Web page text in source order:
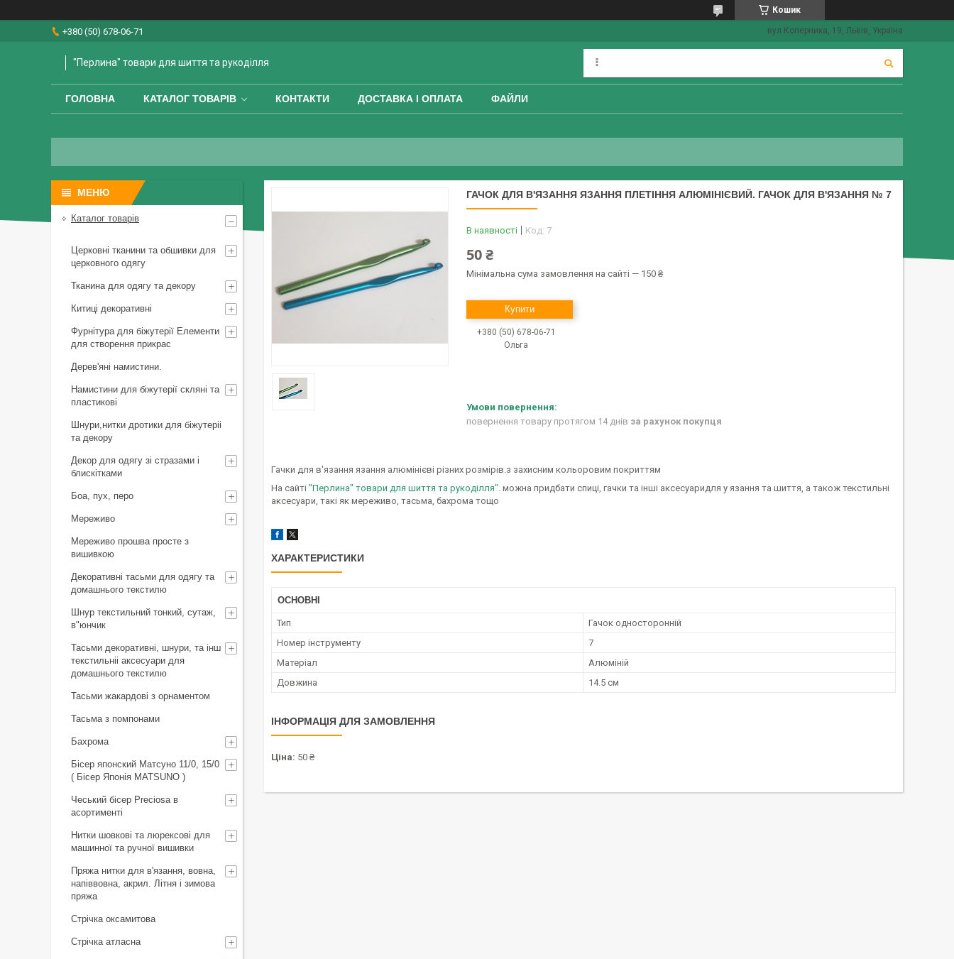
Кошик
+380 (50) 678-06-71 вул Коперника, 19, Львів, Україна
"Перлина" товари для шиття та рукоділля
ГОЛОВНА КАТАЛОГ ТОВАРІВ КОНТАКТИ ДОСТАВКА І ОПЛАТА ФАЙЛИ
ГАЧОК ДЛЯ В'ЯЗАННЯ ЯЗАННЯ ПЛЕТІННЯ АЛЮМІНІЄВИЙ. ГАЧОК ДЛЯ В'ЯЗАННЯ № 7
В наявності Код: 7
50 ₴
Мінімальна сума замовлення на сайті — 150 ₴
Купити
+380 (50) 678-06-71
Ольга
повернення товару протягом 14 днів за рахунок покупця
Гачки для в'язання язання алюмінієві різних розмірів.з захисним кольоровим покриттям
На сайті "Перлина" товари для шиття та рукоділля". можна придбати спиці, гачки та інші аксесуаридля у язання та шиття, а також текстильні
аксесуари, такі як мереживо, тасьма, бахрома тощо
ХАРАКТЕРИСТИКИ
ОСНОВНІ
Тип
Гачок односторонній
Номер інструменту
7
Матеріал
Алюміній
Довжина
14.5 см
ІНФОРМАЦІЯ ДЛЯ ЗАМОВЛЕННЯ
Ціна: 50 ₴
Каталог товарів
Церковні тканини та обшивки для
церковного одягу
Тканина для одягу та декору
Китиці декоративні
Фурнітура для біжутерії Елементи
для створення прикрас
Дерев'яні намистини.
Намистини для біжутерії скляні та
пластикові
Шнури,нитки дротики для біжутеріі
та декору
Декор для одягу зі стразами і
блискітками
Боа, пух, перо
Мереживо
Мереживо прошва просте з
вишивкою
Декоративні тасьми для одягу та
домашнього текстилю
Шнур текстильний тонкий, сутаж,
в"юнчик
Тасьми декоративні, шнури, та інш
текстильніі аксесуари для
домашнього текстилю
Тасьми жакардові з орнаментом
Тасьма з помпонами
Бахрома
Бісер японский Матсуно 11/0, 15/0
( Бісер Японія MATSUNO )
Чеський бісер Preciosa в
асортименті
Нитки шовкові та люрексові для
машинної та ручної вишивки
Пряжа нитки для в'язання, вовна,
напіввовна, акрил. Літня і зимова
пряжа
Стрічка оксамитова
Стрічка атласна